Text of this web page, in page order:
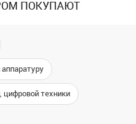
ПОКУПАЮТ
цифровой техники